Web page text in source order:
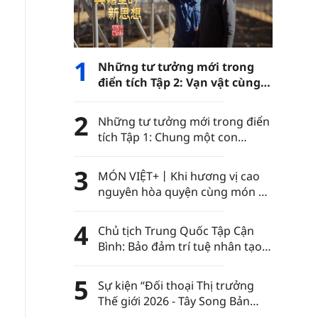
1
Những tư tưởng mới trong
điển tích Tập 2: Vạn vật cùng
phát triển
2
Những tư tưởng mới trong điển
tích Tập 1: Chung một con
đường
3
MÓN VIỆT+丨Khi hương vị cao
nguyên hòa quyện cùng món ăn
Việt Nam……
4
Chủ tịch Trung Quốc Tập Cận
Bình: Bảo đảm trí tuệ nhân tạo
luôn nằm trong sự kiểm soát
của nhân loại
5
Sự kiện “Đối thoại Thị trưởng
Thế giới 2026 - Tây Song Bản